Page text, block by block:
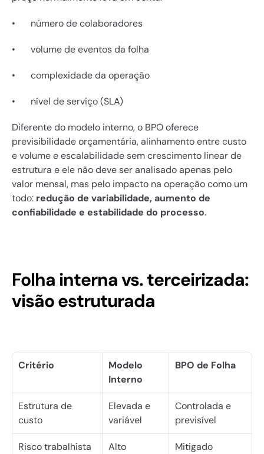
•	número de colaboradores
•	volume de eventos da folha
•	complexidade da operação
•	nível de serviço (SLA)
Diferente do modelo interno, o BPO oferece
previsibilidade orçamentária, alinhamento entre custo
e volume e escalabilidade sem crescimento linear de
estrutura e ele não deve ser analisado apenas pelo
valor mensal, mas pelo impacto na operação como um
todo: redução de variabilidade, aumento de
confiabilidade e estabilidade do processo.
Folha interna vs. terceirizada:
visão estruturada
Critério
Modelo
Interno
BPO de Folha
Estrutura de
custo
Elevada e
variável
Controlada e
previsível
Risco trabalhista Alto Mitigado